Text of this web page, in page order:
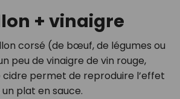
+ vinaigre
corsé (de bœuf, de légumes ou
peu de vinaigre de vin rouge,
cidre permet de reproduire l’effet
plat en sauce.